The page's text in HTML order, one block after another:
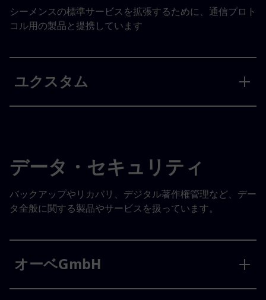
シーメンスの標準サービスを拡張するために、通信プロト
コル用の製品と提携しています
ユクスタム
データ・セキュリティ
バックアップやリカバリ、デジタル著作権管理など、デー
タ全般に関する製品やサービスを扱っています。
オーベGmbH